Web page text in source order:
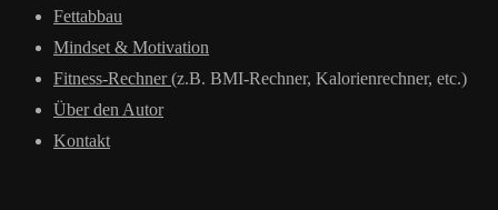
Fettabbau
Mindset & Motivation
Fitness-Rechner(z.B. BMI-Rechner, Kalorienrechner, etc.)
Über den Autor
Kontakt